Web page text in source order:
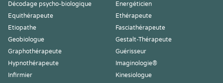
Décodage psycho-biologique
Energéticien
Equithérapeute
Ethérapeute
Etiopathe
Fasciathérapeute
Geobiologue
Gestalt-Thérapeute
Graphothérapeute
Guérisseur
Hypnothérapeute
Imaginologie®
Infirmier
Kinesiologue